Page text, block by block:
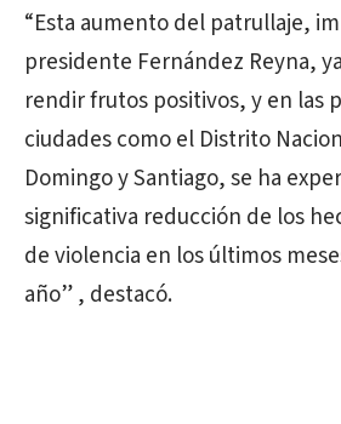
“Esta aumento del patrullaje,
presidente Fernández Reyna,
rendir frutos positivos, y en las
ciudades como el Distrito
Domingo y Santiago, se ha
significativa reducción de los
de violencia en los últimos
año” , destacó.